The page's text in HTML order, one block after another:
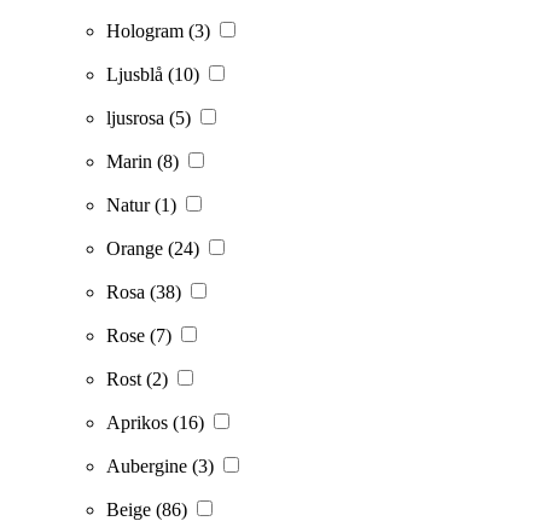
Hologram (3)
Ljusblå (10)
ljusrosa (5)
Marin (8)
Natur(1)
Orange (24)
Rosa (38)
Rose (7)
Rost (2)
Aprikos (16)
Aubergine (3)
Beige (86)